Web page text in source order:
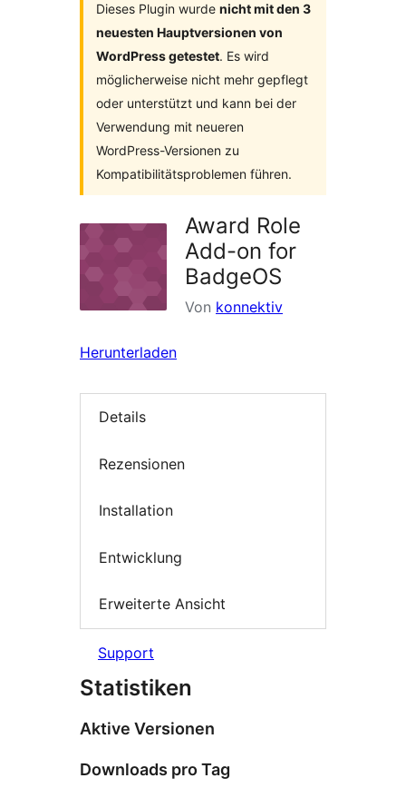
Dieses Plugin wurde nicht mit den 3
neuesten Hauptversionen von
WordPress getestet. Es wird
möglicherweise nicht mehr gepflegt
oder unterstützt und kann bei der
Verwendung mit neueren
WordPress-Versionen zu
Kompatibilitätsproblemen führen.
Award Role
Add-on for
BadgeOS
Von konnektiv
Herunterladen
Details
Rezensionen
Installation
Entwicklung
Erweiterte Ansicht
Support
Statistiken
Aktive Versionen
Downloads pro Tag